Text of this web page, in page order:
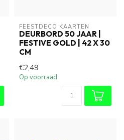
FEESTDECO KAARTEN
DEURBORD 50 JAAR |
FESTIVE GOLD | 42 X 30
CM
€2,49
Op voorraad